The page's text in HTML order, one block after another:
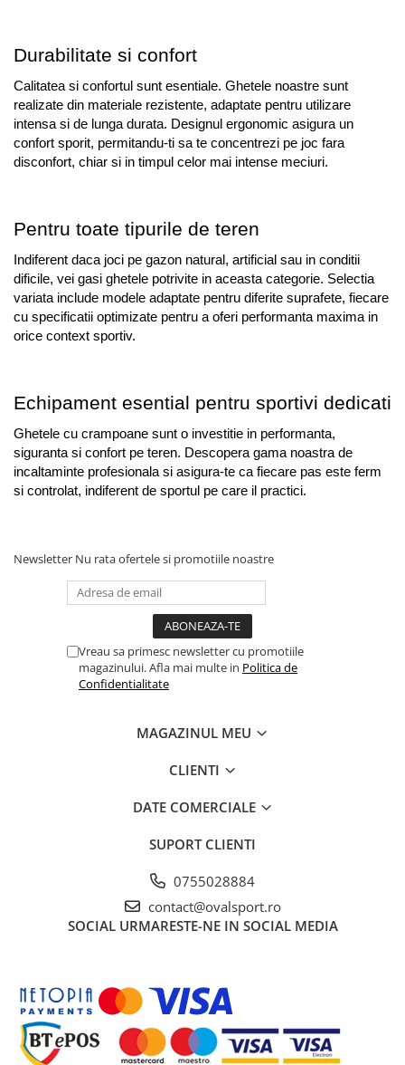
Durabilitate si confort
Calitatea si confortul sunt esentiale. Ghetele noastre sunt
realizate din materiale rezistente, adaptate pentru utilizare
intensa si de lunga durata. Designul ergonomic asigura un
confort sporit, permitandu-ti sa te concentrezi pe joc fara
disconfort, chiar si in timpul celor mai intense meciuri.
Pentru toate tipurile de teren
Indiferent daca joci pe gazon natural, artificial sau in conditii
dificile, vei gasi ghetele potrivite in aceasta categorie. Selectia
variata include modele adaptate pentru diferite suprafete, fiecare
cu specificatii optimizate pentru a oferi performanta maxima in
orice context sportiv.
Echipament esential pentru sportivi dedicati
Ghetele cu crampoane sunt o investitie in performanta,
siguranta si confort pe teren. Descopera gama noastra de
incaltaminte profesionala si asigura-te ca fiecare pas este ferm
si controlat, indiferent de sportul pe care il practici.
Newsletter Nu rata ofertele si promotiile noastre
Vreau sa primesc newsletter cu promotiile
magazinului. Afla mai multe in Politica de
Confidentialitate
MAGAZINUL MEU
CLIENTI
DATE COMERCIALE
SUPORT CLIENTI
0755028884
contact@ovalsport.ro
SOCIAL URMARESTE-NE IN SOCIAL MEDIA